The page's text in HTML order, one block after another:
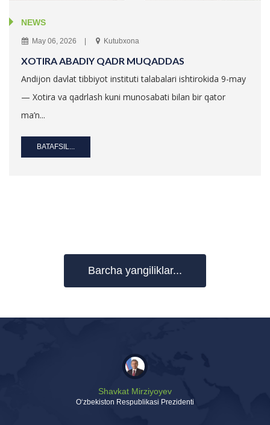
NEWS
May 06, 2026 Kutubxona
XOTIRA ABADIY QADR MUQADDAS
Andijon davlat tibbiyot instituti talabalari ishtirokida 9-may
— Xotira va qadrlash kuni munosabati bilan bir qator
ma’n...
BATAFSIL...
Barcha yangiliklar...
Shavkat Mirziyoyev
Oʻzbekiston Respublikasi Prezidenti